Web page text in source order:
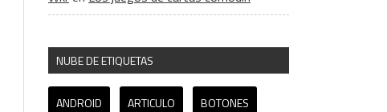
NUBE DE ETIQUETAS
ANDROID ARTICULO BOTONES